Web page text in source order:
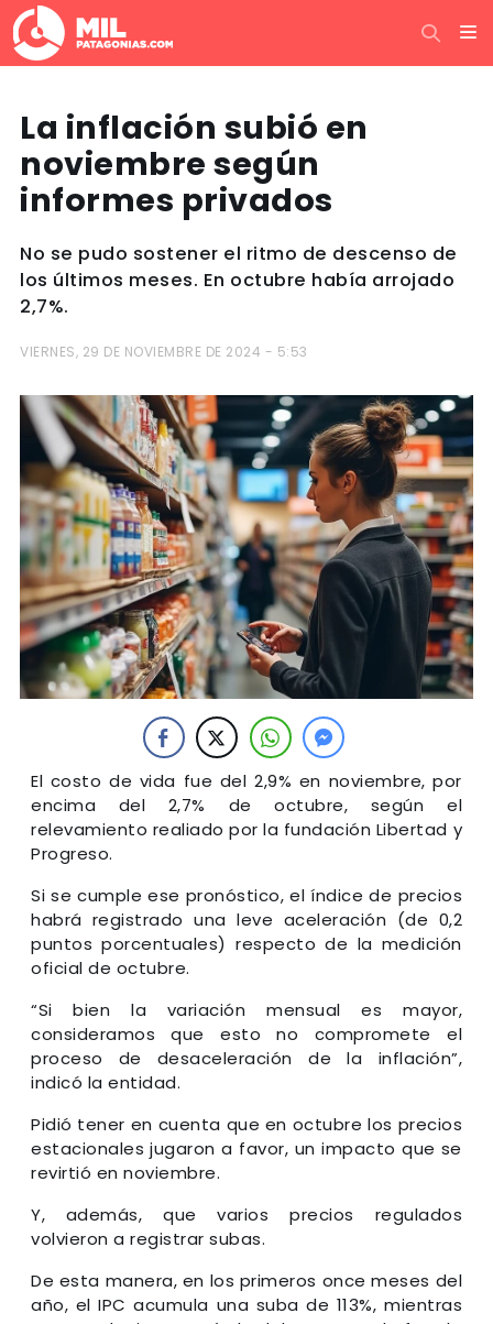
La inflación subió en
noviembre según
informes privados
No se pudo sostener el ritmo de descenso de
los últimos meses. En octubre había arrojado
2,7%.
VIERNES, 29 DE NOVIEMBRE DE 2024 - 5:53
El costo de vida fue del 2,9% en noviembre, por
encima del 2,7% de octubre, según el
relevamiento realiado por la fundación Libertad y
Progreso.
Si se cumple ese pronóstico, el índice de precios
habrá registrado una leve aceleración (de 0,2
puntos porcentuales) respecto de la medición
oficial de octubre.
“Si bien la variación mensual es mayor,
consideramos que esto no compromete el
proceso de desaceleración de la inflación”,
indicó la entidad.
Pidió tener en cuenta que en octubre los precios
estacionales jugaron a favor, un impacto que se
revirtió en noviembre.
Y, además, que varios precios regulados
volvieron a registrar subas.
De esta manera, en los primeros once meses del
año, el IPC acumula una suba de 113%, mientras